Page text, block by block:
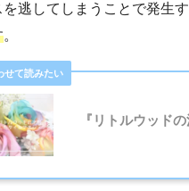
逃してしまうことで発生
。
『リトルウッド